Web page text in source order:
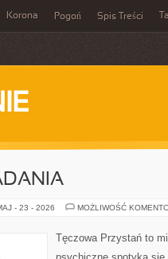
Korona Pogoń Spis Treści
- 23 - 2026 MOŻLIWOŚĆ
Tęczowa Przystań to